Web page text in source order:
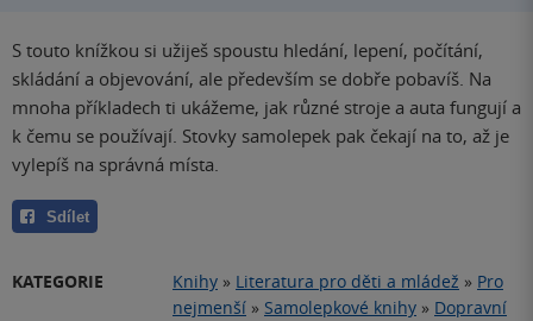
S touto knížkou si užiješ spoustu hledání, lepení, počítání,
skládání a objevování, ale především se dobře pobavíš. Na
mnoha příkladech ti ukážeme, jak různé stroje a auta fungují a
k čemu se používají. Stovky samolepek pak čekají na to, až je
vylepíš na správná místa.
Sdílet
KATEGORIE Knihy » Literatura pro děti a mládež » Pro
nejmenší » Samolepkové knihy » Dopravní